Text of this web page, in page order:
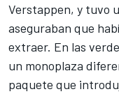
Verstappen, y tuvo
aseguraban que
extraer. En las
un monoplaza
paquete que